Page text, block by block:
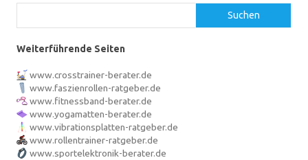
Suchen
Weiterführende Seiten
www.crosstrainer-berater.de
www.faszienrollen-ratgeber.de
www.fitnessband-berater.de
www.yogamatten-berater.de
www.vibrationsplatten-ratgeber.de
www.rollentrainer-ratgeber.de
www.sportelektronik-berater.de